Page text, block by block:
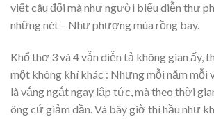
viết câu đối mà như người biểu diễn thư
những nét – Như phượng múa rồng bay.
Khổ thơ 3 và 4 vẫn diễn tả không gian ấy,
một không khí khác : Nhưng mỗi năm mỗi
là vắng ngắt ngay lập tức, mà theo thời
ông cứ giảm dần. Và bây giờ thì hầu như